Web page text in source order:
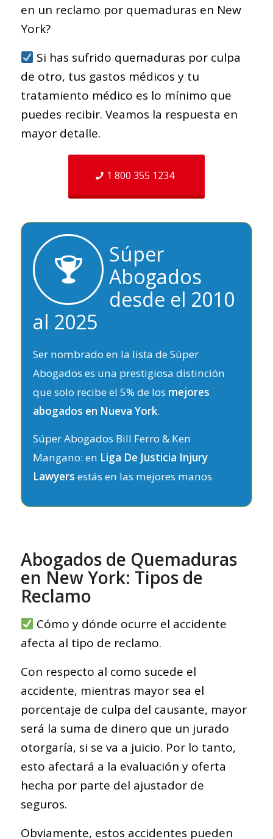
en un reclamo por quemaduras en New
York?
Si has sufrido quemaduras por culpa
de otro, tus gastos médicos y tu
tratamiento médico es lo mínimo que
puedes recibir. Veamos la respuesta en
mayor detalle.
1 800 355 1234
Súper
Abogados
desde el 2010
al 2025
Ser nombrado en la lista de Súper
Abogados es una prestigiosa distinción
que solo recibe el 5% de los mejores
abogados en Nueva York.
Súper Abogados Bill Ferro & Ken
Mangano: en Liga De Justicia Injury
Lawyers estás en las mejores manos
Abogados de Quemaduras
en New York: Tipos de
Reclamo
Cómo y dónde ocurre el accidente
afecta al tipo de reclamo.
Con respecto al como sucede el
accidente, mientras mayor sea el
porcentaje de culpa del causante, mayor
será la suma de dinero que un jurado
otorgaría, si se va a juicio. Por lo tanto,
esto afectará a la evaluación y oferta
hecha por parte del ajustador de
seguros.
Obviamente, estos accidentes pueden